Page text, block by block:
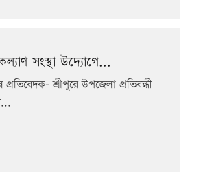
সংস্থা উদ্যোগে...
শ্রীপুরে উপজেলা প্রতিবন্ধী